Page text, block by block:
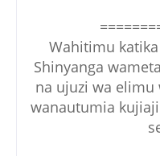
Wahitimu
Shinyanga
na ujuzi wa elimu
wanautumia